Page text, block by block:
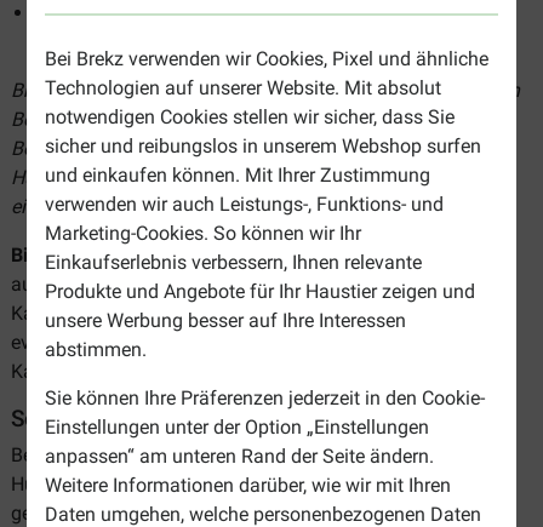
Bei Brekz verwenden wir Cookies, Pixel und ähnliche
Technologien auf unserer Website. Mit absolut
notwendigen Cookies stellen wir sicher, dass Sie
sicher und reibungslos in unserem Webshop surfen
und einkaufen können. Mit Ihrer Zustimmung
verwenden wir auch Leistungs-, Funktions- und
Marketing-Cookies. So können wir Ihr
Einkaufserlebnis verbessern, Ihnen relevante
Produkte und Angebote für Ihr Haustier zeigen und
unsere Werbung besser auf Ihre Interessen
abstimmen.
Sie können Ihre Präferenzen jederzeit in den Cookie-
Einstellungen unter der Option „Einstellungen
anpassen“ am unteren Rand der Seite ändern.
Weitere Informationen darüber, wie wir mit Ihren
Daten umgehen, welche personenbezogenen Daten
Unterstützen die Gesundheit von Verdauung und
Brekz bietet Ihnen eine große Auswahl an Hundesnacks von
Boxby. Hierunter finden Sie eine Produktübersicht von
Boxby. Entdecken Sie, welches Produkt am besten für Ihren
Hund geeignet ist und bestellen Sie Boxby-Hundesnacks
einfach und günstig online!
Bitte beachten:Die Verabreichung von Kaumaterial erfolgt
auf eigene Gefahr. Wir empfehlen Ihnen, Ihren Hund beim
Kauen immer im Auge zu behalten. Wir haften nicht für
eventuelle Verletzungen, die durch das Kauen von
Kauspielzeug entstehen könnten.
Sortiment Boxby Hundesnacks
Bei Brekz finden Sie eine breite Auswahl an Boxby
Hundesnacks. Die Snacks sind für alle Hunderassen
geeignet. Dank der Vielzahl an Sorten und